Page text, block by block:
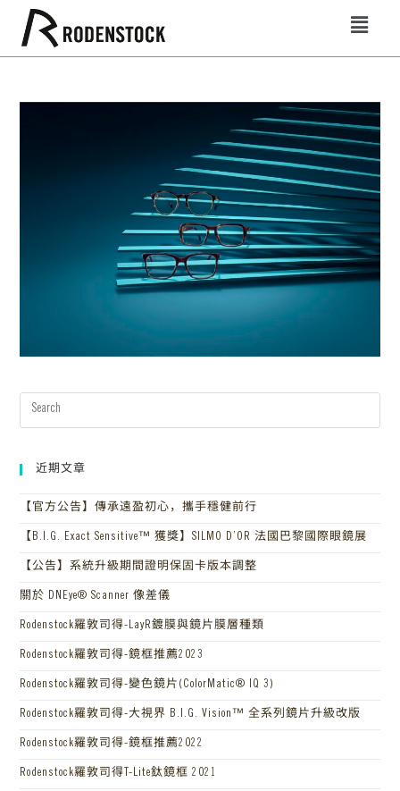
近期文章
【官方公告】傳承遠盈初心，攜手穩健前行
【B.I.G. Exact Sensitive™ 獲獎】SILMO D’OR 法國巴黎國際眼鏡展
【公告】系統升級期間證明保固卡版本調整
關於 DNEye® Scanner 像差儀
Rodenstock羅敦司得-LayR鍍膜與鏡片膜層種類
Rodenstock羅敦司得-鏡框推薦2023
Rodenstock羅敦司得-變色鏡片(ColorMatic® IQ 3)
Rodenstock羅敦司得-大視界 B.I.G. Vision™ 全系列鏡片升級改版
Rodenstock羅敦司得-鏡框推薦2022
Rodenstock羅敦司得T-Lite鈦鏡框 2021